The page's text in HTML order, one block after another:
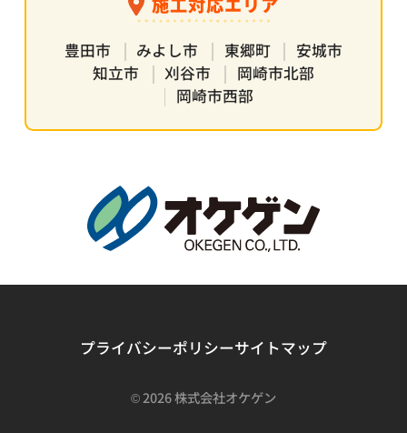
豊田市 みよし市 東郷町
安城市
知立市
刈谷市
岡崎市北部
岡崎市西部
プライバシーポリシーサイトマップ
©2026 株式会社オケゲン